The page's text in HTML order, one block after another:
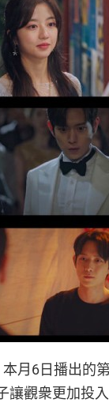
月6日播出的
讓觀衆更加投入